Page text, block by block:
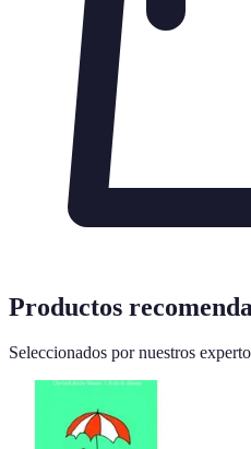
Productos
Seleccionados por nuestros